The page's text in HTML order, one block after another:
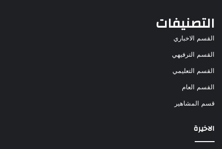
التصنيفات
القسم الاخباري
القسم الترفيهي
القسم التعليمي
القسم العام
قسم المشاهير
الاخيرة